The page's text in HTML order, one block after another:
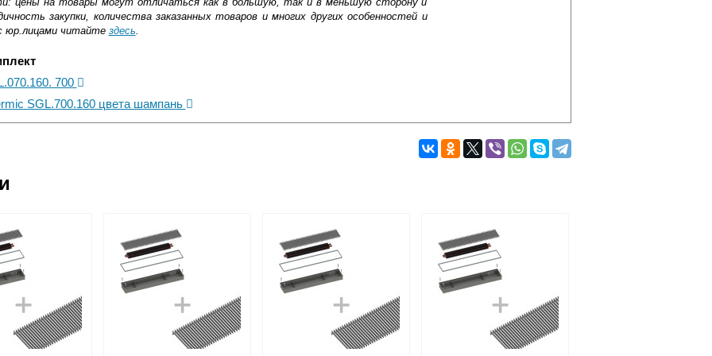
закупки, количества заказанных товаров и многих других особенностей и
юр.лицами читайте здесь
700
SGL.700.160 цвета шампань
области
до подъезда
Web-money, Qiwi-кошельки и другие).
НДС)
Подробнее об оплате